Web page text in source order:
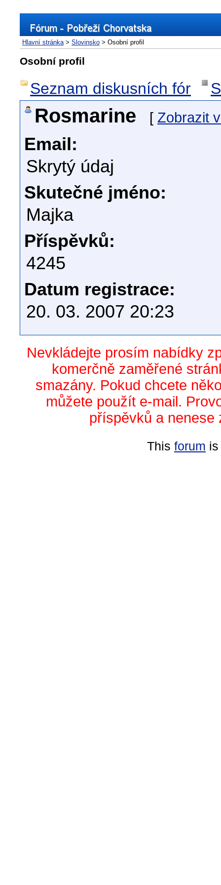
Hlavní stránka> Slovinsko > Osobní profil
Osobní profil
Seznam diskusních fór
Rosmarine [ Zobrazit
Email:
Skrytý údaj
Skutečné jméno:
Majka
Příspěvků:
4245
Datum registrace:
20. 03. 2007 20:23
Nevkládejte prosím nabídky
komerčně zaměřené
smazány. Pokud chcete
můžete použít e-mail.
příspěvků a nenese
This forum